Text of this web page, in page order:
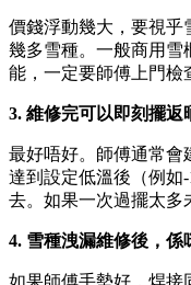
價錢浮動幾大，要視乎
幾多雪種。一般商用雪
能，一定要師傅上門檢
3. 維修完可以即刻擺返
最好唔好。師傅通常會
達到設定低溫後（例如
去。如果一次過擺太多
4. 雪種洩漏維修後，係
如果師傅手勢好，焊接